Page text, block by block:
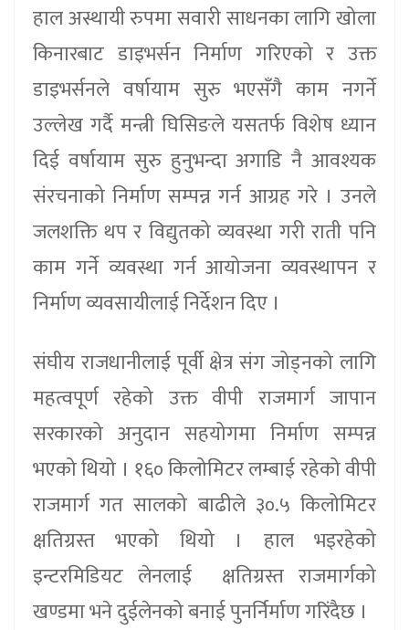
हाल अस्थायी रुपमा सवारी साधनका लागि खोला
किनारबाट डाइभर्सन निर्माण गरिएको र उक्त
डाइभर्सनले वर्षायाम सुरु भएसँगै काम नगर्ने
उल्लेख गर्दै मन्त्री घिसिङले यसतर्फ विशेष ध्यान
दिई वर्षायाम सुरु हुनुभन्दा अगाडि नै आवश्यक
संरचनाको निर्माण सम्पन्न गर्न आग्रह गरे । उनले
जलशक्ति थप र विद्युतको व्यवस्था गरी राती पनि
काम गर्ने व्यवस्था गर्न आयोजना व्यवस्थापन र
निर्माण व्यवसायीलाई निर्देशन दिए ।
संघीय राजधानीलाई पूर्वी क्षेत्र संग जोड्नको लागि
महत्वपूर्ण रहेको उक्त वीपी राजमार्ग जापान
सरकारको अनुदान सहयोगमा निर्माण सम्पन्न
भएको थियो । १६० किलोमिटर लम्बाई रहेको वीपी
राजमार्ग गत सालको बाढीले ३०.५ किलोमिटर
क्षतिग्रस्त भएको थियो । हाल भइरहेको
इन्टरमिडियट लेनलाई क्षतिग्रस्त राजमार्गको
खण्डमा भने दुईलेनको बनाई पुनर्निर्माण गरिंदैछ ।